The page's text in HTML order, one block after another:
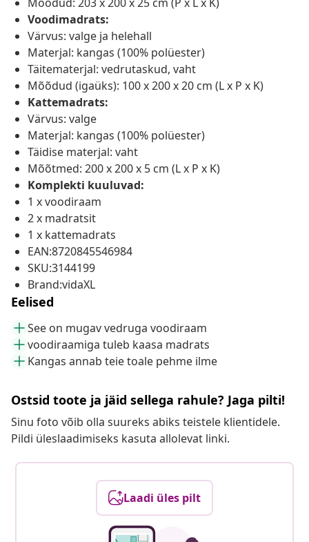
Voodimadrats:
Värvus: valge ja helehall
Materjal: kangas (100% polüester)
Täitematerjal: vedrutaskud, vaht
Mõõdud (igaüks): 100 x 200 x 20 cm (L x P x K)
Kattemadrats:
Värvus: valge
Materjal: kangas (100% polüester)
Täidise materjal: vaht
Mõõtmed: 200 x 200 x 5 cm (L x P x K)
Komplekti kuuluvad:
1 x voodiraam
2 x madratsit
1 x kattemadrats
EAN:8720845546984
SKU:3144199
Brand:vidaXL
Eelised
See on mugav vedruga voodiraam
voodiraamiga tuleb kaasa madrats
Kangas annab teie toale pehme ilme
Ostsid toote ja jäid sellega rahule? Jaga pilti!
Sinu foto võib olla suureks abiks teistele klientidele.
Pildi üleslaadimiseks kasuta allolevat linki.
Laadi üles pilt